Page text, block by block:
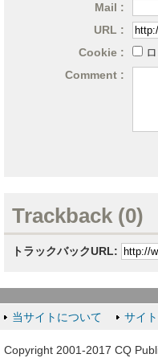
Mail :
URL :
Cookie :
Comment :
Trackback (0)
トラックバックURL:
当サイトについて サイ
Copyright 2001-2017 CQ